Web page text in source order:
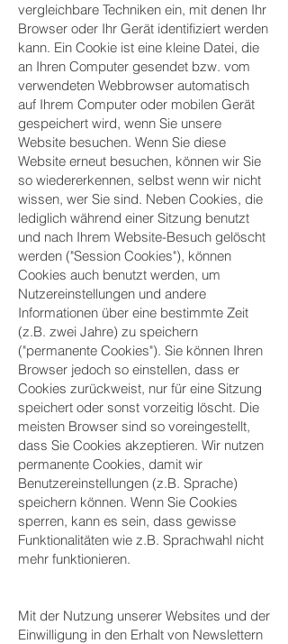
vergleichbare Techniken ein, mit denen Ihr
Browser oder Ihr Gerät identifiziert werden
kann. Ein Cookie ist eine kleine Datei, die
an Ihren Computer gesendet bzw. vom
verwendeten Webbrowser automatisch
auf Ihrem Computer oder mobilen Gerät
gespeichert wird, wenn Sie unsere
Website besuchen. Wenn Sie diese
Website erneut besuchen, können wir Sie
so wiedererkennen, selbst wenn wir nicht
wissen, wer Sie sind. Neben Cookies, die
lediglich während einer Sitzung benutzt
und nach Ihrem Website-Besuch gelöscht
werden ("Session Cookies"), können
Cookies auch benutzt werden, um
Nutzereinstellungen und andere
Informationen über eine bestimmte Zeit
(z.B. zwei Jahre) zu speichern
("permanente Cookies"). Sie können Ihren
Browser jedoch so einstellen, dass er
Cookies zurückweist, nur für eine Sitzung
speichert oder sonst vorzeitig löscht. Die
meisten Browser sind so voreingestellt,
dass Sie Cookies akzeptieren. Wir nutzen
permanente Cookies, damit wir
Benutzereinstellungen (z.B. Sprache)
speichern können. Wenn Sie Cookies
sperren, kann es sein, dass gewisse
Funktionalitäten wie z.B. Sprachwahl nicht
mehr funktionieren.
Mit der Nutzung unserer Websites und der
Einwilligung in den Erhalt von Newslettern